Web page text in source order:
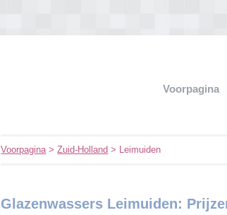
Voorpagina
Voorpagina>Zuid-Holland > Leimuiden
Glazenwassers Leimuiden: